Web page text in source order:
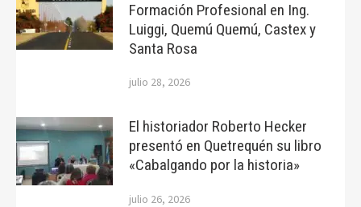
Formación Profesional en Ing.
Luiggi, Quemú Quemú, Castex y
Santa Rosa
julio 28, 2026
El historiador Roberto Hecker
presentó en Quetrequén su libro
«Cabalgando por la historia»
julio 26, 2026